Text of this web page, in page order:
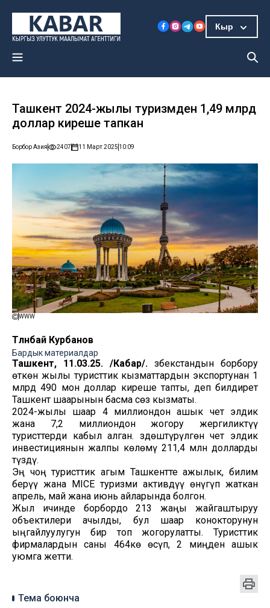
Кыр
Ташкент 2024-жылы туризмден 1,49 млрд
доллар киреше тапкан
Борбор Азия 2407 11 Март 2025 10:09
WWW
Төлөнбай Курбанов
Бардык материалдар
Ташкент, 11.03.25. /Кабар/. Өзбекстандын борбору
өткөн жылы туристтик кызматтардын экспортунан 1
млрд 490 мон доллар киреше тапты, деп билдирет
Ташкент шаарынын басма сөз кызматы.
2024-жылы шаар 4 миллиондон ашык чет элдик
жана 7,2 миллиондон жогору жергиликтүү
туристтерди кабыл алган. Өздөштүрүлгөн чет элдик
инвестициянын жалпы көлөмү 211,4 млн долларды
түздү.
Эң чоң туристтик агым Ташкентте ажылык, билим
берүү жана MICE туризми активдүү өнүгүп жаткан
апрель, май жана июнь айларында болгон.
Жыл ичинде борбордо 213 жаңы жайгаштыруу
объектилери ачылды, бул шаар конокторунун
ыңгайлуулугун бир топ жогорулатты. Туристтик
фирмалардын саны 464кө өсүп, 2 миңден ашык
уюмга жетти.
Тема боюнча